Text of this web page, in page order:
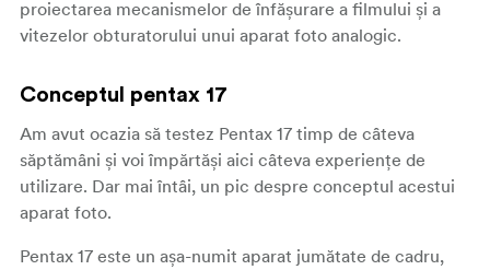
proiectarea mecanismelor de înfășurare a filmului și a
vitezelor obturatorului unui aparat foto analogic.
Conceptul pentax 17
Am avut ocazia să testez Pentax 17 timp de câteva
săptămâni și voi împărtăși aici câteva experiențe de
utilizare. Dar mai întâi, un pic despre conceptul acestui
aparat foto.
Pentax 17 este un așa-numit aparat jumătate de cadru,